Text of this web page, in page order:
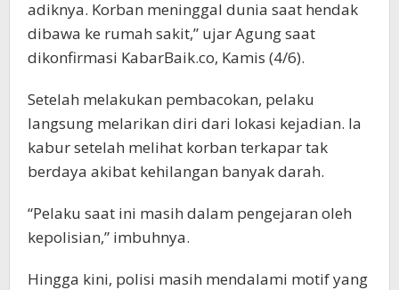
adiknya. Korban meninggal dunia saat hendak
dibawa ke rumah sakit,” ujar Agung saat
dikonfirmasi KabarBaik.co, Kamis (4/6).
Setelah melakukan pembacokan, pelaku
langsung melarikan diri dari lokasi kejadian. Ia
kabur setelah melihat korban terkapar tak
berdaya akibat kehilangan banyak darah.
“Pelaku saat ini masih dalam pengejaran oleh
kepolisian,” imbuhnya.
Hingga kini, polisi masih mendalami motif yang